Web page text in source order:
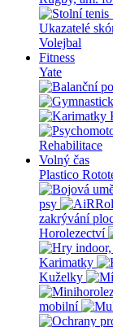
Ukazatelé
Volejbal
Fitness
Yate
Rehabilitace
Volný čas
Plastico
psy
zakrývání
Horolezectví
Karimatky
Kuželky
mobilní